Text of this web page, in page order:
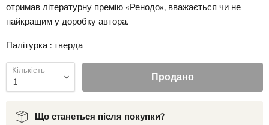
отримав літературну премію «Ренодо», вважається чи не
найкращим у доробку автора.
Палітурка : тверда
Кількість Продано
Що станеться після покупки?